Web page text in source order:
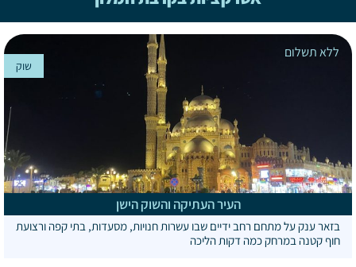
ללא תשלום
העיר העתיקה והשוק הישן
בזאר ענק על מתחם רחב ידיים שבו עשרות חנויות, מסעדות, בתי קפה ורצועת
חוף קטנה במרחק כמה דקות הליכה
שוק